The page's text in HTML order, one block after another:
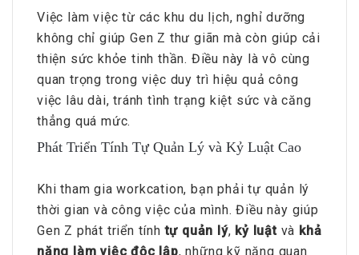
Việc làm việc từ các khu du lịch, nghỉ dưỡng
không chỉ giúp Gen Z thư giãn mà còn giúp cải
thiện sức khỏe tinh thần. Điều này là vô cùng
quan trọng trong việc duy trì hiệu quả công
việc lâu dài, tránh tình trạng kiệt sức và căng
thẳng quá mức.
Phát Triển Tính Tự Quản Lý và Kỷ Luật Cao
Khi tham gia workcation, bạn phải tự quản lý
thời gian và công việc của mình. Điều này giúp
Gen Z phát triển tínhtự quản lý, kỷ luậtvà khả
năng làm việc độc lập, những kỹ năng quan